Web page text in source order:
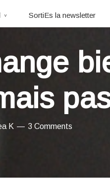
SortiEs la newsletter
K 3 Comments